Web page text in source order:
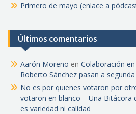
Primero de mayo (enlace a
Últimos comentarios
Aarón Moreno en Colaboración
Roberto Sánchez pasan a
No es por quienes votaron por
votaron en blanco – Una Bitácora
es variedad ni calidad